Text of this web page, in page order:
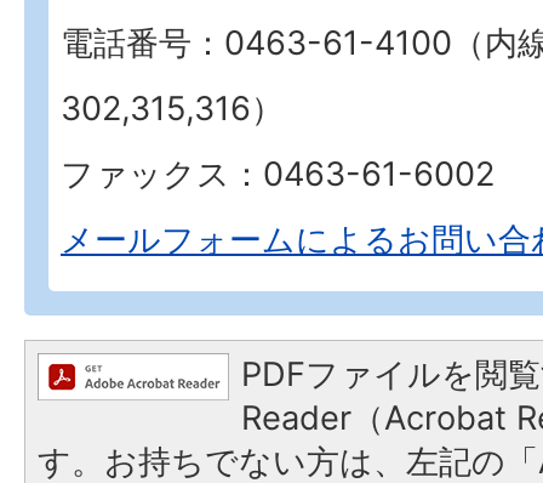
電話番号：0463-61-4100（内
302,315,316）
ファックス：0463-61-6002
メールフォームによるお問い合
PDFファイルを閲
Reader（Acrobat
す。お持ちでない方は、左記の